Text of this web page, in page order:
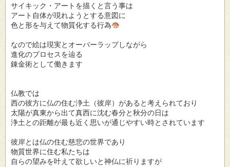
サイキック・アートを描くと言う事は
アート自体が現れようとする意図に
色と形を与えて物質化する行為
なので絵は現実とオーバーラップしながら
進化のプロセスを辿る
錬金術として働きます
仏教では
西の彼方に仏の住む浄土（彼岸）があると考えられており
太陽が真東から出て真西に沈む春分と秋分の日は
浄土との距離が最も近く思いが通じやすい時とされています
彼岸とは仏の住む慈悲の世界であり
物質世界に住む私たちは
自らの望みを叶えて欲しいと神仏に祈りますが